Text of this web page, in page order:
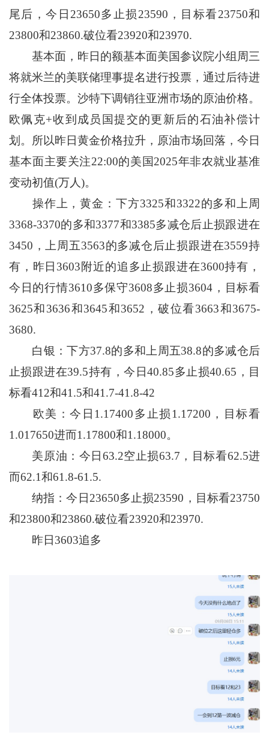
尾后，今日23650多止损23590，目标看23750和
23800和23860.破位看23920和23970.
基本面，昨日的额基本面美国参议院小组周三
将就米兰的美联储理事提名进行投票，通过后待进
行全体投票。沙特下调销往亚洲市场的原油价格。
欧佩克+收到成员国提交的更新后的石油补偿计
划。所以昨日黄金价格拉升，原油市场回落，今日
基本面主要关注22:00的美国2025年非农就业基准
变动初值(万人)。
操作上，黄金：下方3325和3322的多和上周
3368-3370的多和3377和3385多减仓后止损跟进在
3450，上周五3563的多减仓后止损跟进在3559持
有，昨日3603附近的追多止损跟进在3600持有，
今日的行情3610多保守3608多止损3604，目标看
3625和3636和3645和3652，破位看3663和3675-
3680.
白银：下方37.8的多和上周五38.8的多减仓后
止损跟进在39.5持有，今日40.85多止损40.65，目
标看412和41.5和41.7-41.8-42
欧美：今日1.17400多止损1.17200，目标看
1.017650进而1.17800和1.18000。
美原油：今日63.2空止损63.7，目标看62.5进
而62.1和61.8-61.5.
纳指：今日23650多止损23590，目标看23750
和23800和23860.破位看23920和23970.
昨日3603追多